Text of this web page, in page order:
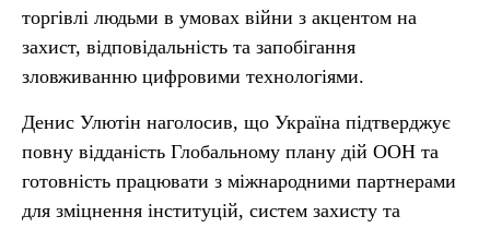
торгівлі людьми в умовах війни з акцентом на
захист, відповідальність та запобігання
зловживанню цифровими технологіями.
Денис Улютін наголосив, що Україна підтверджує
повну відданість Глобальному плану дій ООН та
готовність працювати з міжнародними партнерами
для зміцнення інституцій, систем захисту та